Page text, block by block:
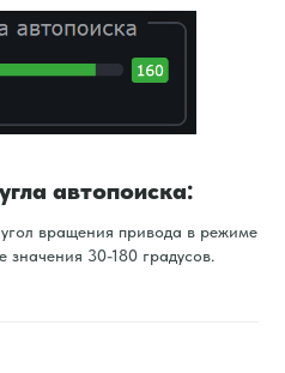
автопоиска:
вращения привода в режиме
значения 30-180 градусов.